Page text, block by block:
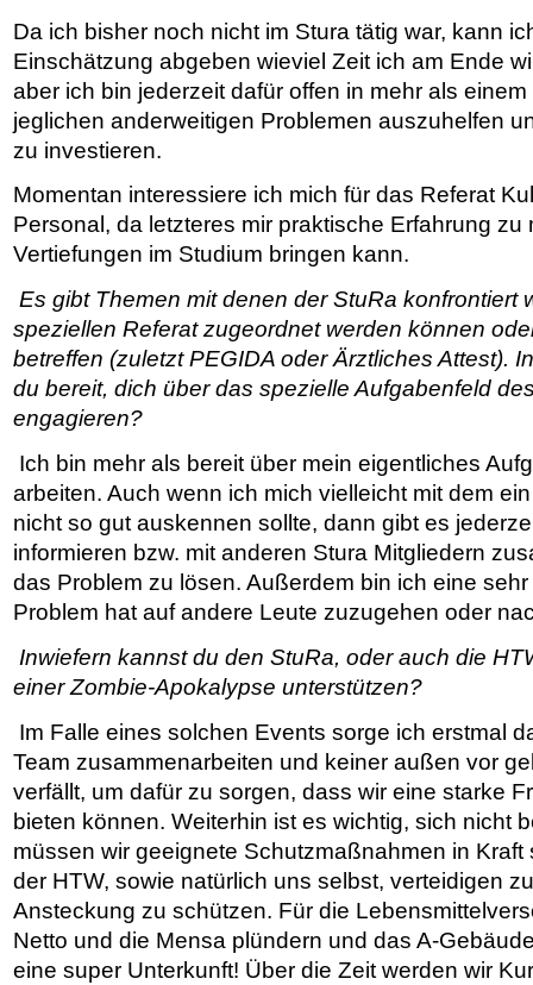
Da ich bisher noch nicht im Stura tätig war, kann
Einschätzung abgeben wieviel Zeit ich am Ende
aber ich bin jederzeit dafür offen in mehr als
jeglichen anderweitigen Problemen auszuhelfen
zu investieren.
Momentan interessiere ich mich für das Referat
Personal, da letzteres mir praktische Erfahrung zu
Vertiefungen im Studium bringen kann.
Es gibt Themen mit denen der StuRa konfrontiert
speziellen Referat zugeordnet werden können
betreffen (zuletzt PEGIDA oder Ärztliches Attest).
du bereit, dich über das spezielle Aufgabenfeld
engagieren?
Ich bin mehr als bereit über mein eigentliches
arbeiten. Auch wenn ich mich vielleicht mit dem
nicht so gut auskennen sollte, dann gibt es
informieren bzw. mit anderen Stura Mitgliedern
das Problem zu lösen. Außerdem bin ich eine
Problem hat auf andere Leute zuzugehen oder
Inwiefern kannst du den StuRa, oder auch die
einer Zombie-Apokalypse unterstützen?
Im Falle eines solchen Events sorge ich erstmal
Team zusammenarbeiten und keiner außen vor
verfällt, um dafür zu sorgen, dass wir eine starke
bieten können. Weiterhin ist es wichtig, sich nicht
müssen wir geeignete Schutzmaßnahmen in
der HTW, sowie natürlich uns selbst, verteidigen
Ansteckung zu schützen. Für die
Netto und die Mensa plündern und das A-
eine super Unterkunft! Über die Zeit werden wir